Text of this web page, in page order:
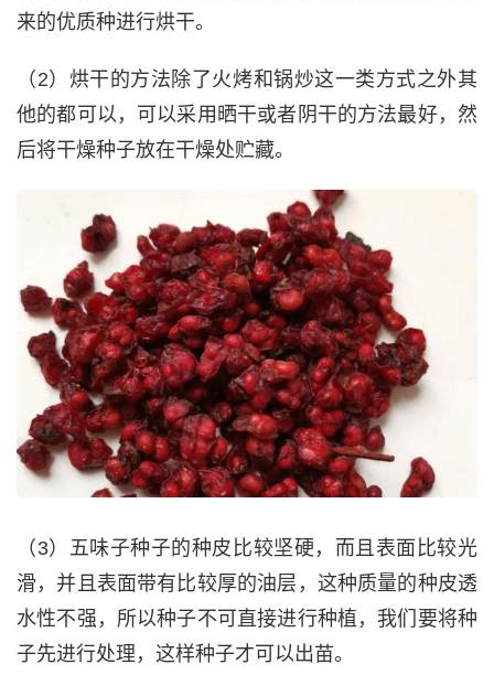
来的优质种进行烘干。
（2）烘干的方法除了火烤和锅炒这一类方式之外其
他的都可以，可以采用晒干或者阴干的方法最好，然
后将干燥种子放在干燥处贮藏。
（3）五味子种子的种皮比较坚硬，而且表面比较光
滑，并且表面带有比较厚的油层，这种质量的种皮透
水性不强，所以种子不可直接进行种植，我们要将种
子先进行处理，这样种子才可以出苗。